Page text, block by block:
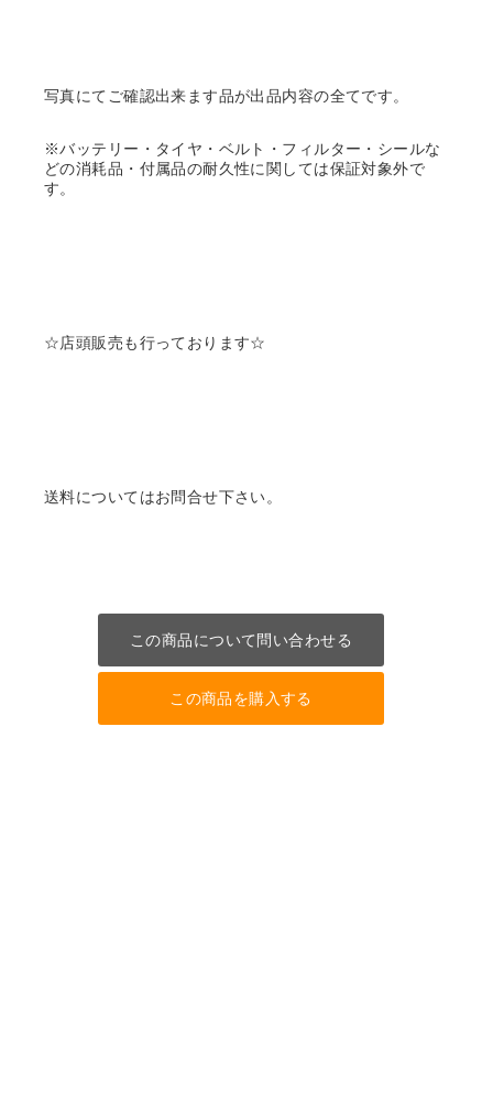
写真にてご確認出来ます品が出品内容の全てです。
※バッテリー・タイヤ・ベルト・フィルター・シールな
どの消耗品・付属品の耐久性に関しては保証対象外で
す。
☆店頭販売も行っております☆
送料についてはお問合せ下さい。
この商品について問い合わせる
この商品を購入する